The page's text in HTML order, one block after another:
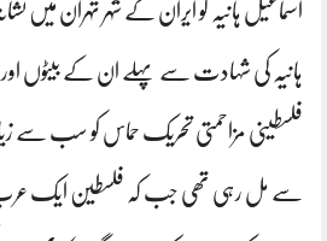
اسماعیل ہانیہ کو ایران کے شہر تہران میں
ہانیہ کی شہادت سے پہلے ان کے بیٹوں اور
فلسطینی مزاحمتی تحریک حماس کو سب سے